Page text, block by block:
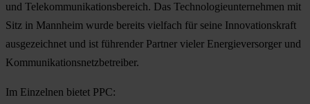
und Telekommunikationsbereich. Das Technologieunternehmen mit
Sitz in Mannheim wurde bereits vielfach für seine Innovationskraft
ausgezeichnet und ist führender Partner vieler Energieversorger und
Kommunikationsnetzbetreiber.
Im Einzelnen bietet PPC: